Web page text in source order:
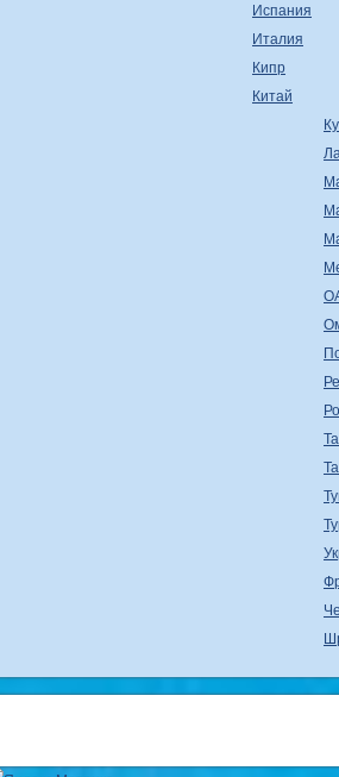
Испания
Италия
Кипр
Китай